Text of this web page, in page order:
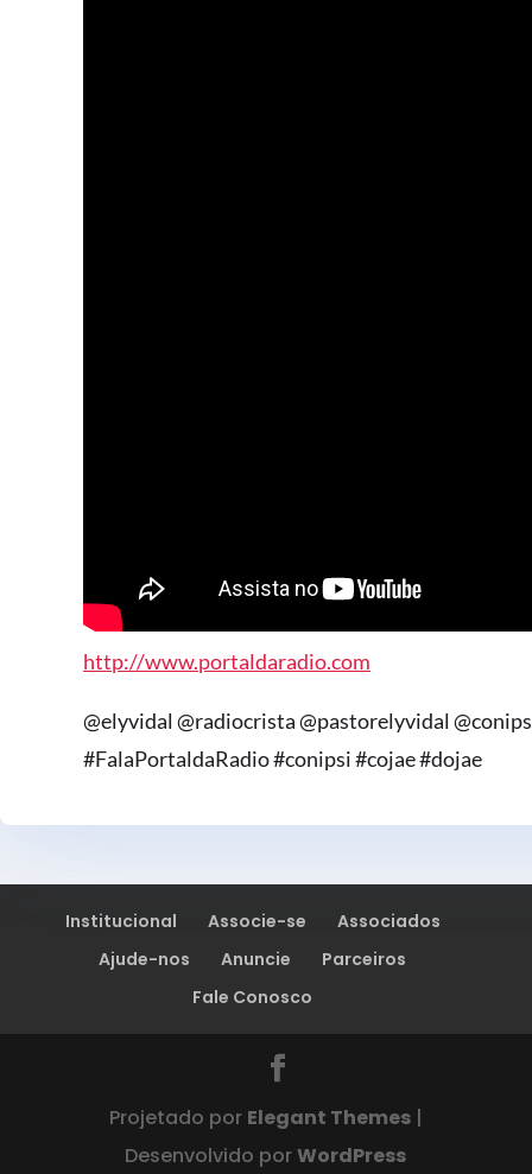
http://www.portaldaradio.com
@elyvidal @radiocrista @pastorelyvidal
#FalaPortaldaRadio #conipsi #cojae #dojae
Institucional Associe-se
Associados
Ajude-nos
Anuncie
Parceiros
Fale Conosco
Projetado por Elegant Themes|
Desenvolvido porWordPress